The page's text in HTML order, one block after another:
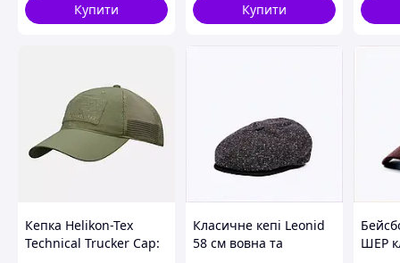
Схожі товари за характеристиками
Купити
Купити
Кепка Helikon-Tex
Technical Trucker Cap:
Класичне кепі Leonid
58 см вовна та
ШЕР